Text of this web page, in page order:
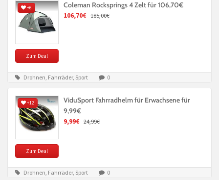
+6
Zum Deal
Coleman Rocksprings 4 Zelt für 106,70€
106,70€ 185,00€
Drohnen, Fahrräder, Sport 0
+12
Zum Deal
ViduSport Fahrradhelm für Erwachsene für
9,99€
9,99€ 24,99€
Drohnen, Fahrräder, Sport 0